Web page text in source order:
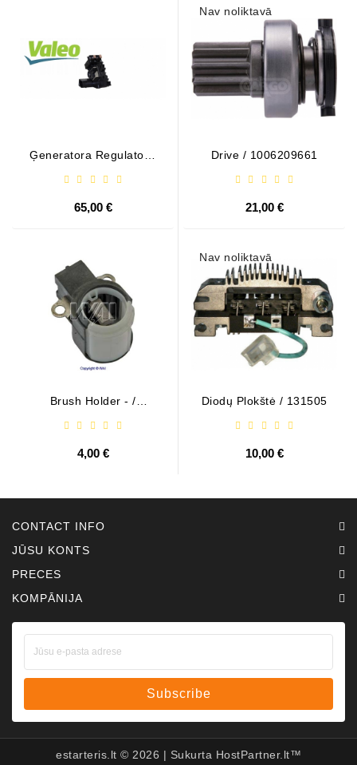
Ģeneratora Regulator -
65,00 €
Brush Holder - /
4,00 €
Nav noliktavā
Drive / 1006209661
21,00 €
Nav noliktavā
Diodų Plokštė / 131505
10,00 €
CONTACT INFO
JŪSU KONTS
PRECES
KOMPĀNIJA
Subscribe
estarteris.lt © 2026 | Sukurta HostPartner.lt™